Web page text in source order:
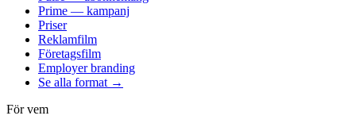
Prime — kampanj
Priser
Reklamfilm
Företagsfilm
Employer branding
Se alla format →
För vem